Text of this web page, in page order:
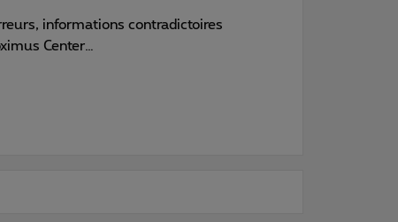
informations contradictoires
Center…